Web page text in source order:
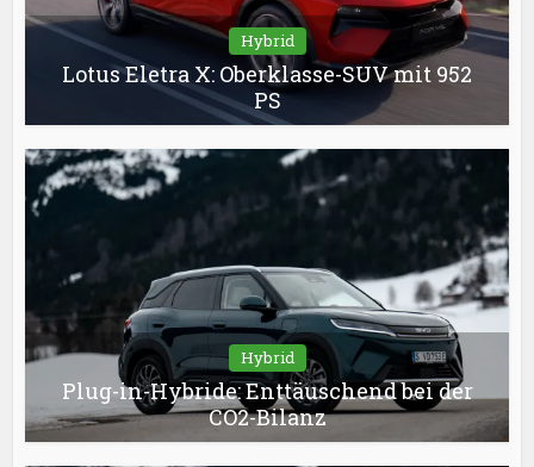
Hybrid
Lotus Eletra X: Oberklasse-SUV mit 952
PS
Hybrid
Plug-in-Hybride: Enttäuschend bei der
CO2-Bilanz